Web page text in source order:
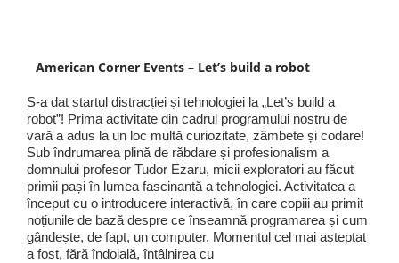
American Corner Events – Let’s build a robot
S-a dat startul distracției și tehnologiei la „Let’s build a
robot”! Prima activitate din cadrul programului nostru de
vară a adus la un loc multă curiozitate, zâmbete și codare!
Sub îndrumarea plină de răbdare și profesionalism a
domnului profesor Tudor Ezaru, micii exploratori au făcut
primii pași în lumea fascinantă a tehnologiei. Activitatea a
început cu o introducere interactivă, în care copiii au primit
noțiunile de bază despre ce înseamnă programarea și cum
gândește, de fapt, un computer. Momentul cel mai așteptat
a fost, fără îndoială, întâlnirea cu